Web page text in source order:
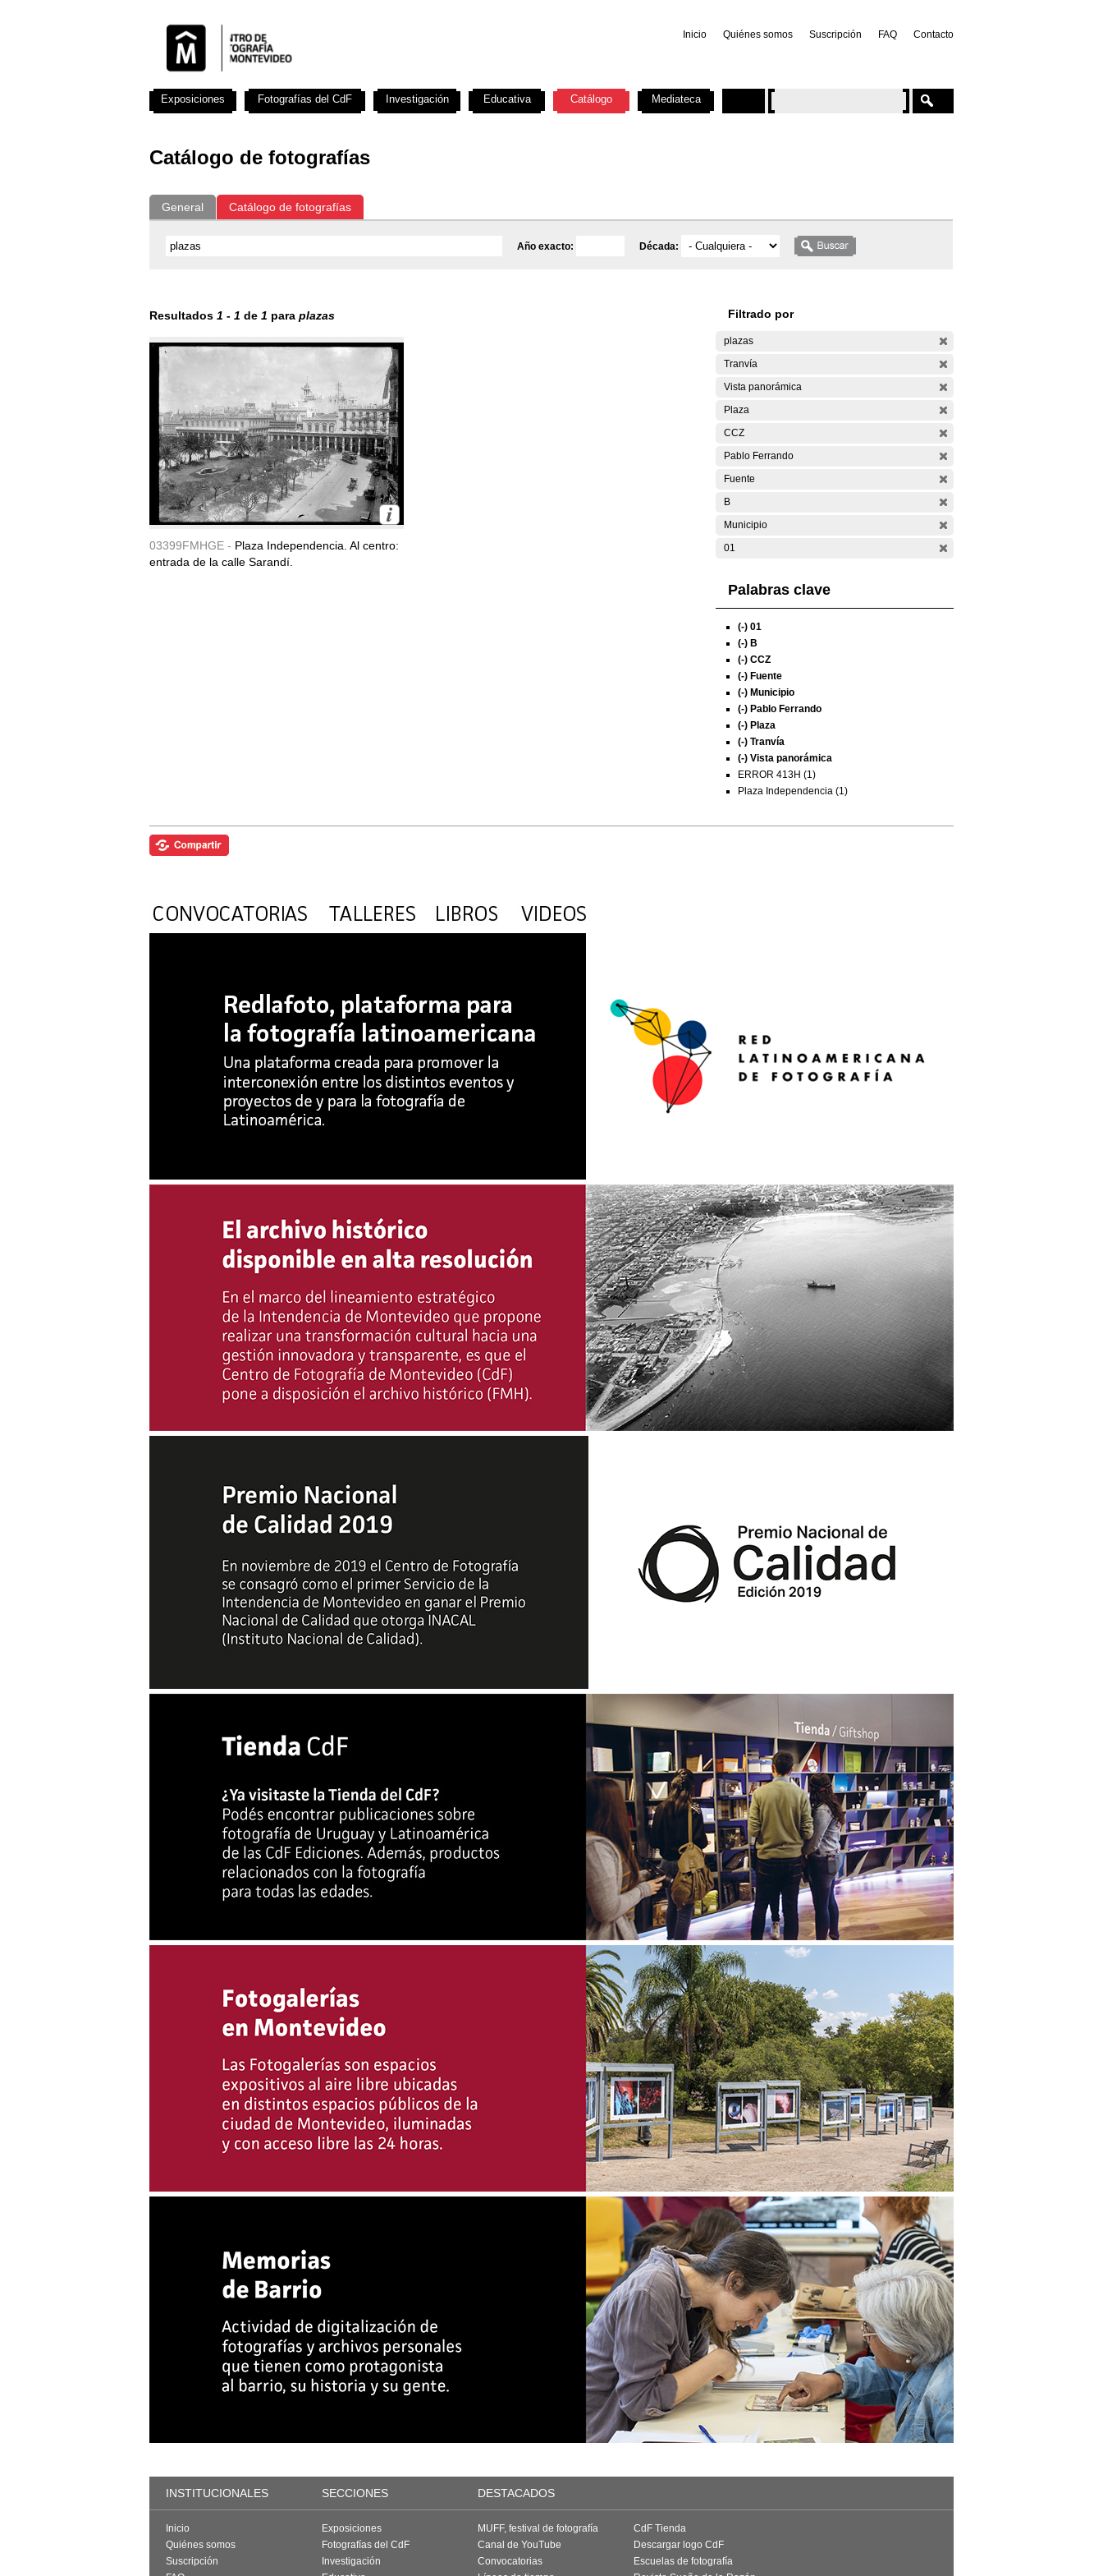
Inicio Quiénes somos Suscripción FAQ Contacto
Catálogo de fotografías
General Catálogo de fotografías
Año exacto: Década:
Resultados 1 - 1 de 1 para plazas
03399FMHGE - Plaza Independencia. Al centro:
entrada de la calle Sarandí.
Filtrado por
plazas
Tranvía
Vista panorámica
Plaza
CCZ
Pablo Ferrando
Fuente
B
Municipio
01
Palabras clave
(-) 01
(-) B
(-) CCZ
(-) Fuente
(-) Municipio
(-) Pablo Ferrando
(-) Plaza
(-) Tranvía
(-) Vista panorámica
ERROR 413H (1)
Plaza Independencia (1)
Exposiciones Fotografías del CdF Investigación Educativa Catálogo Mediateca
INSTITUCIONALES SECCIONES DESTACADOS
Inicio
Quiénes somos
Suscripción
Exposiciones
Fotografías del CdF
Investigación
MUFF, festival de fotografía
Canal de YouTube
Convocatorias
CdF Tienda
Descargar logo CdF
Escuelas de fotografía